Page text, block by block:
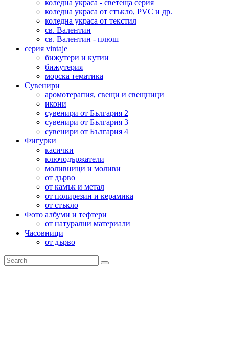
коледна украса - светеща серия
коледна украса от стъкло, PVC и др.
коледна украса от текстил
св. Валентин
св. Валентин - плюш
серия vintaje
бижутери и кутии
бижутерия
морска тематика
Сувенири
аромотерапия, свещи и свещници
икони
сувенири от България 2
сувенири от България 3
сувенири от България 4
Фигурки
касички
ключодържатели
моливници и моливи
от дърво
от камък и метал
от полирезин и керамика
от стъкло
Фото албуми и тефтери
от натурални материали
Часовници
от дърво